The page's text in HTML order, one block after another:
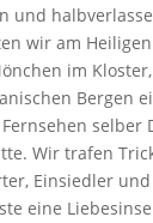
und
wir am
im
Bergen
selber
Wir trafen
Einsiedler
eine